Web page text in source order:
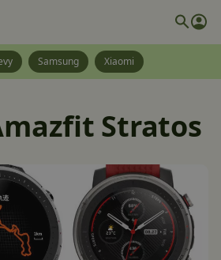
Samsung Xiaomi
Stratos